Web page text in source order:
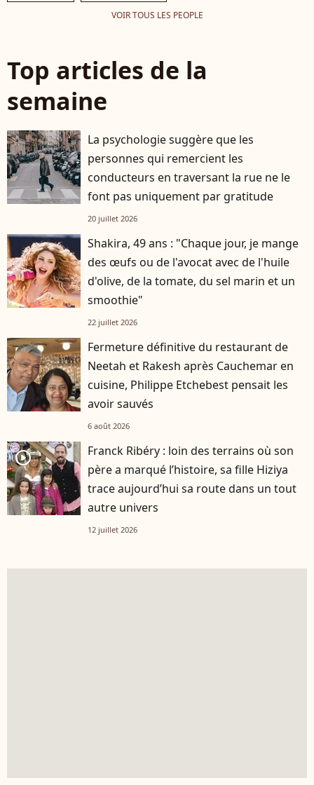
VOIR TOUS LES PEOPLE
Top articles de la
semaine
La psychologie suggère que les
personnes qui remercient les
conducteurs en traversant la rue ne le
font pas uniquement par gratitude
20 juillet 2026
Shakira, 49 ans : "Chaque jour, je mange
des œufs ou de l'avocat avec de l'huile
d'olive, de la tomate, du sel marin et un
smoothie"
22 juillet 2026
Fermeture définitive du restaurant de
Neetah et Rakesh après Cauchemar en
cuisine, Philippe Etchebest pensait les
avoir sauvés
6 août 2026
player2
Franck Ribéry : loin des terrains où son
père a marqué l’histoire, sa fille Hiziya
trace aujourd’hui sa route dans un tout
autre univers
12 juillet 2026